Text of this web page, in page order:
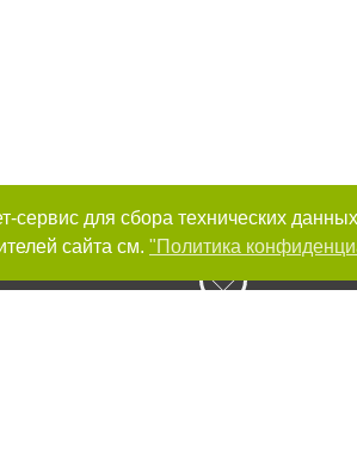
сервис для сбора технических
сайта см. "Политика